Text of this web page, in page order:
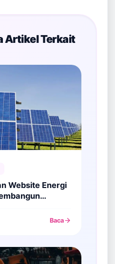
Artikel Terkait
Website Energi
Baca